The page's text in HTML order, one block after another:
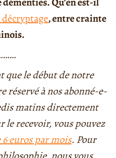
, entre crainte
que le début de notre
réservé à nos abonné-e-
matins directement
le recevoir, vous pouvez
euros par mois. Pour